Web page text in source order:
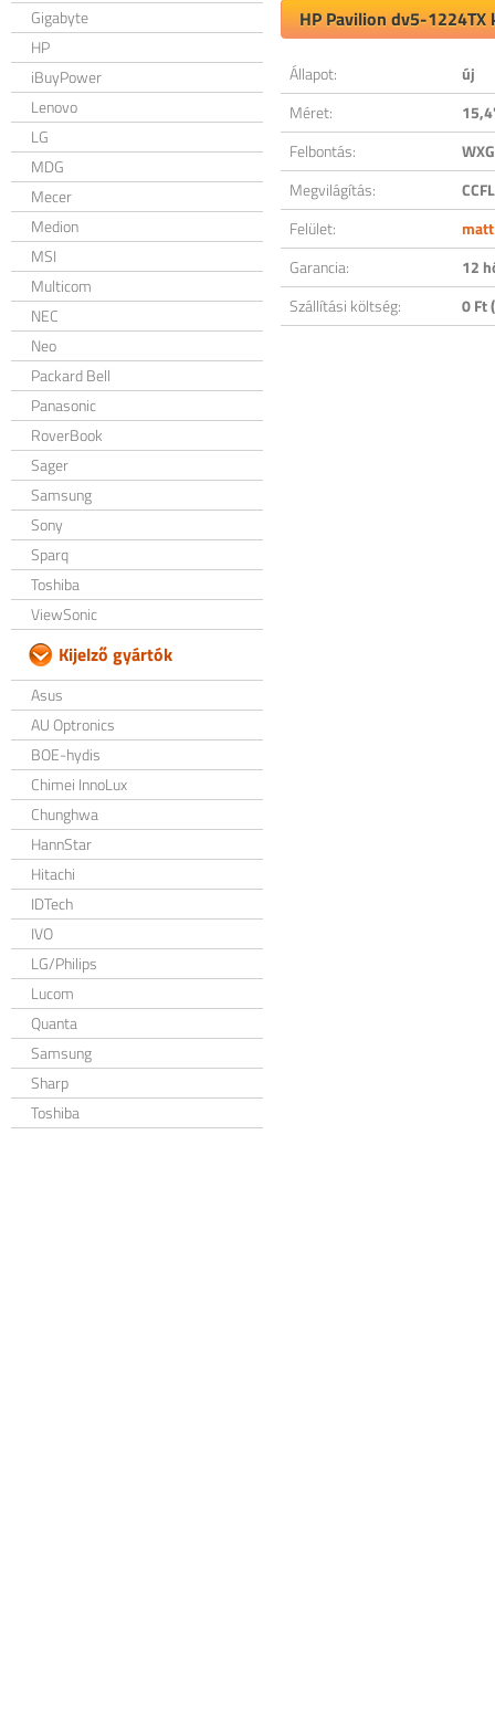
Gigabyte
HP
iBuyPower
Lenovo
LG
MDG
Mecer
Medion
MSI
Multicom
NEC
Neo
Packard Bell
Panasonic
RoverBook
Sager
Samsung
Sony
Sparq
Toshiba
ViewSonic
Kijelző gyártók
Asus
AU Optronics
BOE-hydis
Chimei InnoLux
Chunghwa
HannStar
Hitachi
IDTech
IVO
LG/Philips
Lucom
Quanta
Samsung
Sharp
Toshiba
HP Pavilion dv5-
Állapot:
új
Méret:
Felbontás:
Megvilágítás:
CCFL
Felület:
matt
Garancia:
12
Szállítási költség:
0 Ft